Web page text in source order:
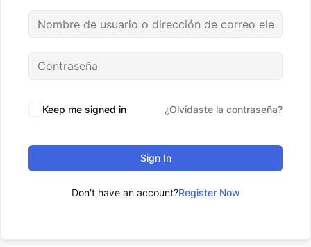
Keep me signed in ¿Olvidaste la contraseña?
Sign In
Don't have an account?Register Now